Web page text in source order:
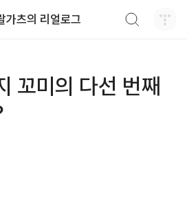
가츠의 리얼로그
꼬미의 다선 번째